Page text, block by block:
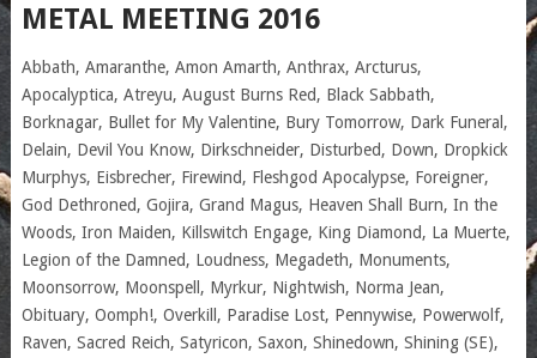
METAL MEETING 2016
Abbath, Amaranthe, Amon Amarth, Anthrax, Arcturus,
Apocalyptica, Atreyu, August Burns Red, Black Sabbath,
Borknagar, Bullet for My Valentine, Bury Tomorrow, Dark Funeral,
Delain, Devil You Know, Dirkschneider, Disturbed, Down, Dropkick
Murphys, Eisbrecher, Firewind, Fleshgod Apocalypse, Foreigner,
God Dethroned, Gojira, Grand Magus, Heaven Shall Burn, In the
Woods, Iron Maiden, Killswitch Engage, King Diamond, La Muerte,
Legion of the Damned, Loudness, Megadeth, Monuments,
Moonsorrow, Moonspell, Myrkur, Nightwish, Norma Jean,
Obituary, Oomph!, Overkill, Paradise Lost, Pennywise, Powerwolf,
Raven, Sacred Reich, Satyricon, Saxon, Shinedown, Shining (SE),